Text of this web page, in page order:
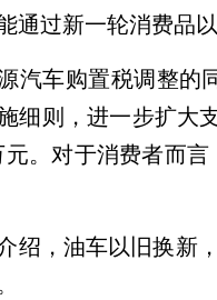
通过新一轮消费品
汽车购置税调整的
细则，进一步扩大
。对于消费者而
绍，油车以旧换新